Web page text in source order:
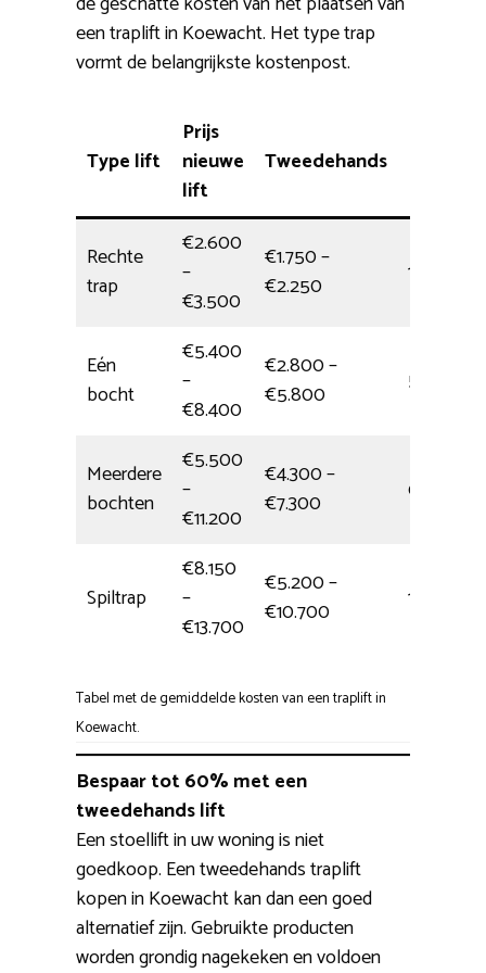
een traplift in Koewacht. Het type trap
vormt de belangrijkste kostenpost.
Type lift
Prijs
nieuwe
lift
Tweedehands
Rechte
trap
€2.600
–
€3.500
€1.750 –
€2.250
1/2 dag
Eén
bocht
€5.400
–
€8.400
€2.800 –
€5.800
5 uur
Meerdere
bochten
€5.500
–
€11.200
€4.300 –
€7.300
6,5 uur
Spiltrap
€8.150
–
€13.700
€5.200 –
€10.700
1 dag
Tabel met de gemiddelde kosten van een traplift in
Koewacht.
Bespaar tot 60% met een
tweedehands lift
Een stoellift in uw woning is niet
goedkoop. Een tweedehands traplift
kopen in Koewacht kan dan een goed
alternatief zijn. Gebruikte producten
worden grondig nagekeken en voldoen